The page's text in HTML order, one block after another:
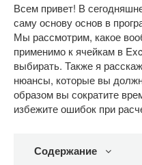
Всем привет! В
саму основу основ в
Мы рассмотрим, какое
применимо к ячейкам в
выбирать. Также я
нюансы, которые вы
образом вы сократите
избежите ошибок при
Содержание